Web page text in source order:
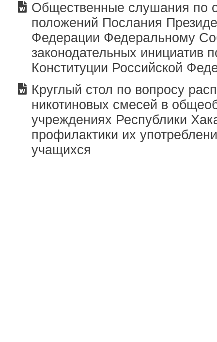
Общественные слушания по
положений Послания
Федерации Федеральному
законодательных инициатив
Конституции Российской
Круглый стол по вопросу
никотиновых смесей в
учреждениях Республики
профилактики их
учащихся